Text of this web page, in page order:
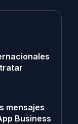
mensajes
Business